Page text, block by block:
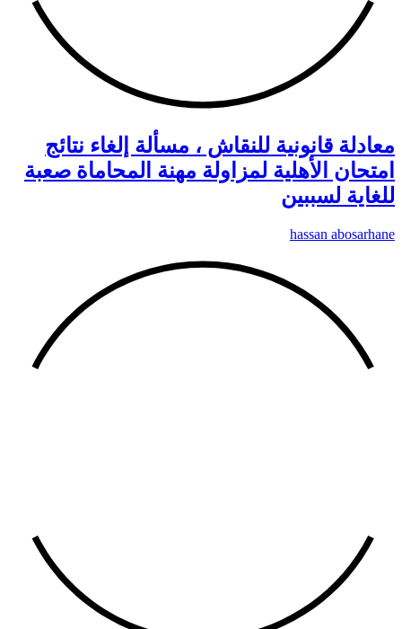
معادلة قانونية للنقاش ، مسألة إلغاء نتائج
امتحان الأهلية لمزاولة مهنة المحاماة صعبة
للغاية لسببين
hassan abosarhane